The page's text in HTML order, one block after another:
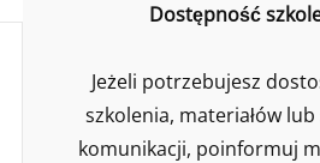
Dostępność
Jeżeli potrzebujesz
szkolenia, materiałów
komunikacji, poinformuj